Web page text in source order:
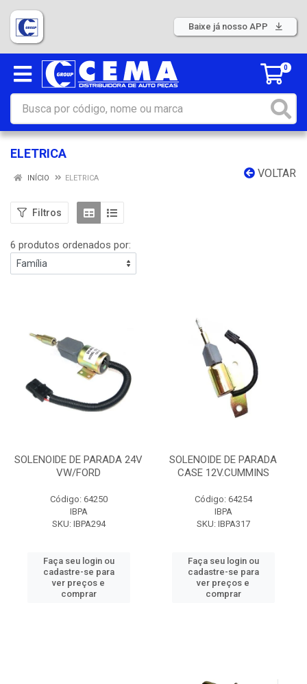
Baixe já nosso APP
0
ELETRICA
VOLTAR
INÍCIO ELETRICA
Filtros
6 produtos ordenados por:
SOLENOIDE DE PARADA 24V
VW/FORD
Código: 64250
IBPA
SKU: IBPA294
Faça seu login ou
cadastre-se para
ver preços e
comprar
SOLENOIDE DE PARADA
CASE 12V.CUMMINS
Código: 64254
IBPA
SKU: IBPA317
Faça seu login ou
cadastre-se para
ver preços e
comprar